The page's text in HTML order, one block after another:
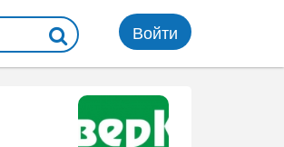
Войти